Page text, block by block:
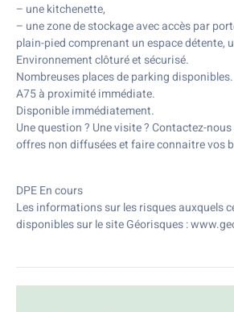
– une kitchenette,
– une zone de stockage avec accès par
plain-pied comprenant un espace détente,
Environnement clôturé et sécurisé.
Nombreuses places de parking disponibles.
A75 à proximité immédiate.
Disponible immédiatement.
Une question ? Une visite ? Contactez-
offres non diffusées et faire connaitre vos
DPE En cours
Les informations sur les risques auxquels
disponibles sur le site Géorisques :